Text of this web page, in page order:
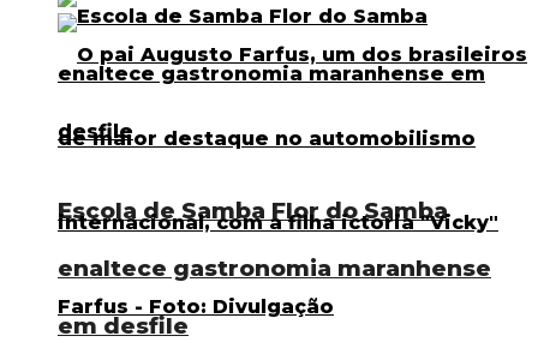
Escola de Samba Flor do Samba
enaltece gastronomia maranhense
em desfile